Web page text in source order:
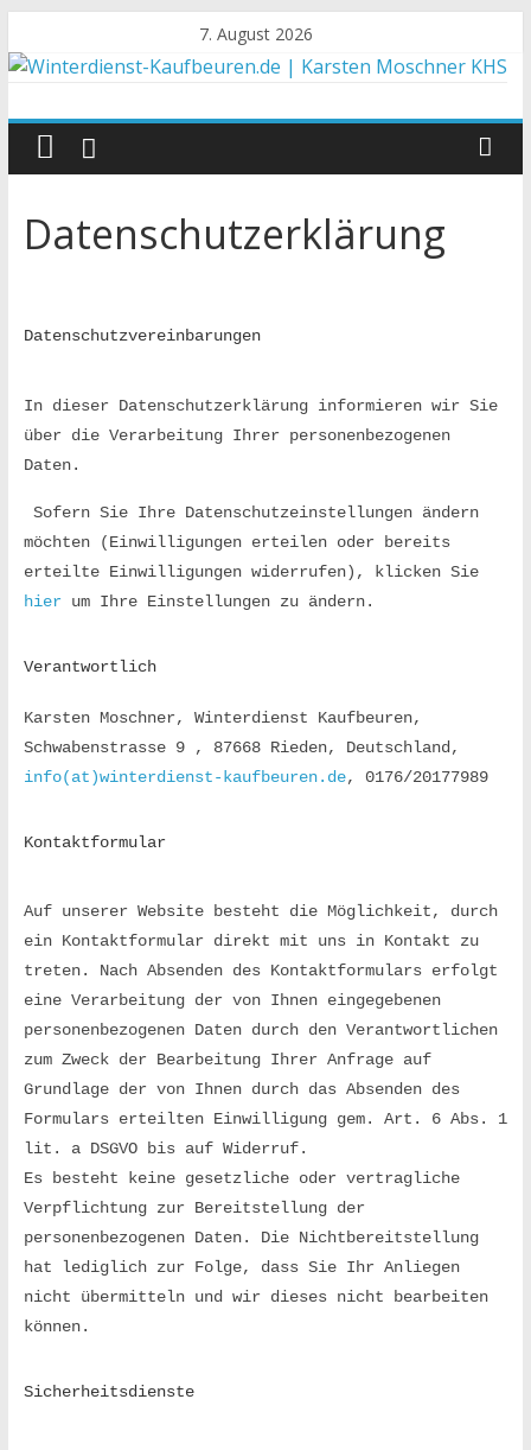
Inhalt
7. August 2026
W
i
n
t
e
r
d
i
e
n
s
t
-
K
a
u
f
b
e
u
Datenschutzerklärung
Datenschutzvereinbarungen
In dieser Datenschutzerklärung informieren wir Sie
über die Verarbeitung Ihrer personenbezogenen
Daten.
möchten (Einwilligungen erteilen oder bereits
erteilte Einwilligungen widerrufen), klicken Sie
hier um Ihre Einstellungen zu ändern.
Verantwortlich
Karsten Moschner, Winterdienst Kaufbeuren,
info(at)winterdienst-kaufbeuren.de, 0176/20177989
Kontaktformular
Auf unserer Website besteht die Möglichkeit, durch
ein Kontaktformular direkt mit uns in Kontakt zu
treten. Nach Absenden des Kontaktformulars erfolgt
eine Verarbeitung der von Ihnen eingegebenen
personenbezogenen Daten durch den Verantwortlichen
zum Zweck der Bearbeitung Ihrer Anfrage auf
Grundlage der von Ihnen durch das Absenden des
Formulars erteilten Einwilligung gem. Art. 6 Abs. 1
lit. a DSGVO bis auf Widerruf.
Es besteht keine gesetzliche oder vertragliche
Verpflichtung zur Bereitstellung der
personenbezogenen Daten. Die Nichtbereitstellung
hat lediglich zur Folge, dass Sie Ihr Anliegen
nicht übermitteln und wir dieses nicht bearbeiten
können.
Sicherheitsdienste